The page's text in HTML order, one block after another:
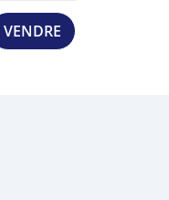
VENDRE